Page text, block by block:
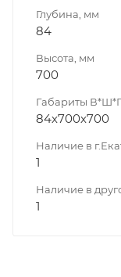
Глубина, мм
84
Высота, мм
700
Габариты
84х700х700
Наличие в
1
Наличие в
1